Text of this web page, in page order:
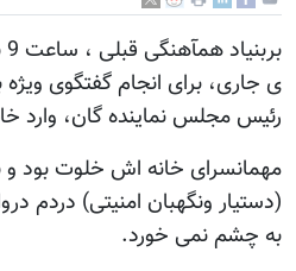
ی جاری، برای انجام گفتگوی
رئیس مجلس نماینده گان، وارد
مهمانسرای خانه اش خلوت بود و
(دستیار ونگهبان امنیتی) دردم
به چشم نمی خورد.